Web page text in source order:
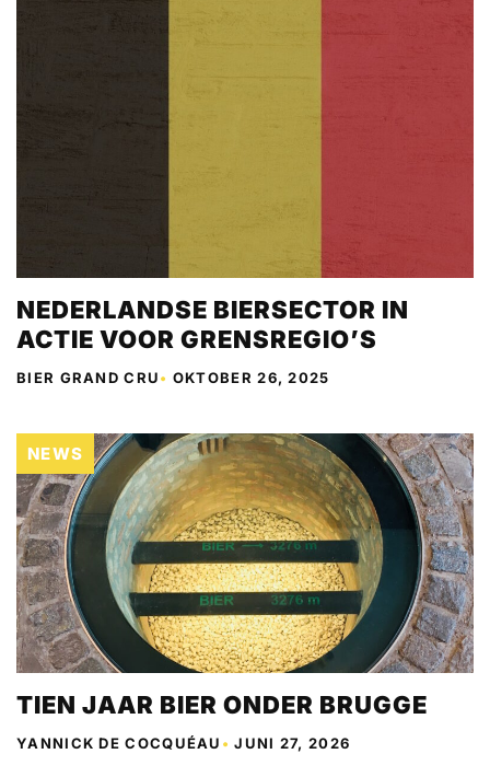
NEDERLANDSE BIERSECTOR IN
ACTIE VOOR GRENSREGIO’S
BIER GRAND CRU• OKTOBER 26, 2025
NEWS
TIEN JAAR BIER ONDER BRUGGE
YANNICK DE COCQUÉAU •JUNI 27, 2026